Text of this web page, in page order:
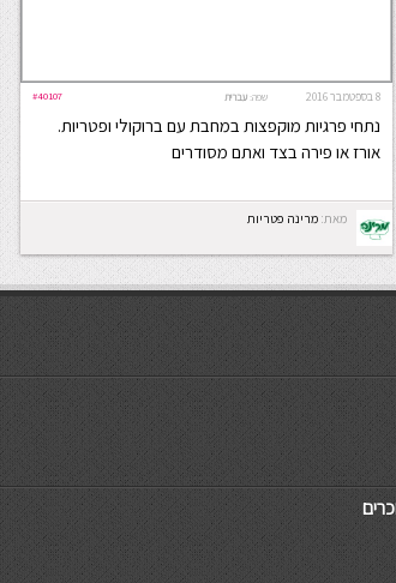
8 בספטמבר 2016 #40107 שפה: עברית
נתחי פרגיות מוקפצות במחבת עם ברוקולי ופטריות.
אורז או פירה בצד ואתם מסודרים
מאת: מרינה פטריות